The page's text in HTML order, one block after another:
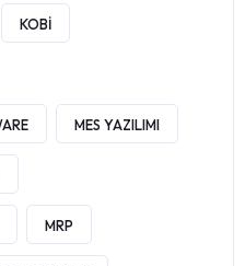
KOBI
MES YAZILIMI
MRP